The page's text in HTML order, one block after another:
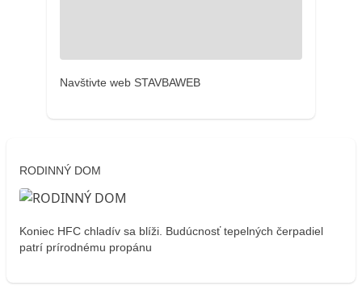
Navštivte web STAVBAWEB
RODINNÝ DOM
Koniec HFC chladív sa blíži. Budúcnosť tepelných čerpadiel
patrí prírodnému propánu